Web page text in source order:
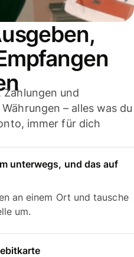
Zahlungen und
– alles was du
immer für dich
unterwegs, und das auf
an einem Ort und tausche
um.